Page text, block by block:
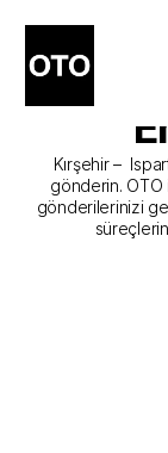
Kırşehir –
gönderin. OTO
gönderilerinizi